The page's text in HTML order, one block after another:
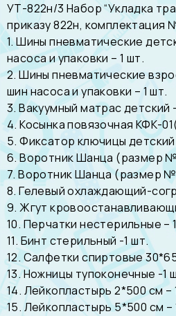
УТ-822н/3 Набор “Укладка
приказу 822н, комплектация
1. Шины пневматические
насоса и упаковки – 1 шт.
2. Шины пневматические
шин насоса и упаковки – 1 шт.
3. Вакуумный матрас детский
4. Косынка повязочная КФК-
5. Фиксатор ключицы детский
6. Воротник Шанца (размер
7. Воротник Шанца (размер
8. Гелевый охлаждающий-
9. Жгут
10. Перчатки нестерильные –
11. Бинт стерильный -1 шт.
12. Салфетки спиртовые
13. Ножницы тупоконечные -1
14. Лейкопластырь 2*500 см –
15. Лейкопластырь 5*500 см –